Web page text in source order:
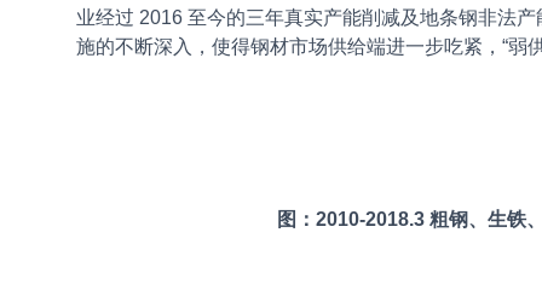
业经过 2016 至今的三年真实产能削减及地条钢非法
施的不断深入，使得钢材市场供给端进一步吃紧，“弱
图：2010-2018.3 粗钢、生铁